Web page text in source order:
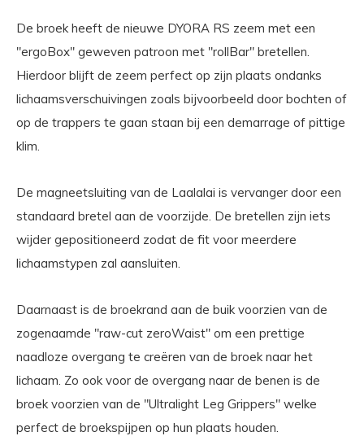
De broek heeft de nieuwe DYORA RS zeem met een
"ergoBox" geweven patroon met "rollBar" bretellen.
Hierdoor blijft de zeem perfect op zijn plaats ondanks
lichaamsverschuivingen zoals bijvoorbeeld door bochten of
op de trappers te gaan staan bij een demarrage of pittige
klim.
De magneetsluiting van de Laalalai is vervanger door een
standaard bretel aan de voorzijde. De bretellen zijn iets
wijder gepositioneerd zodat de fit voor meerdere
lichaamstypen zal aansluiten.
Daarnaast is de broekrand aan de buik voorzien van de
zogenaamde "raw-cut zeroWaist" om een prettige
naadloze overgang te creëren van de broek naar het
lichaam. Zo ook voor de overgang naar de benen is de
broek voorzien van de "Ultralight Leg Grippers" welke
perfect de broekspijpen op hun plaats houden.